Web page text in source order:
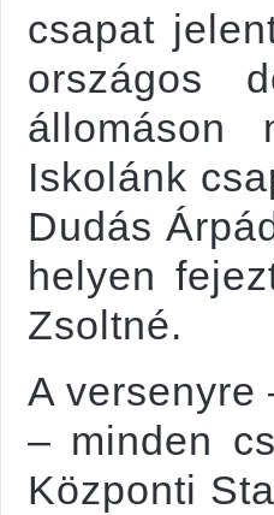
csapat
országos
állomáson
Iskolánk
Dudás
helyen
Zsoltné.
A versenyre
– minden
Központi